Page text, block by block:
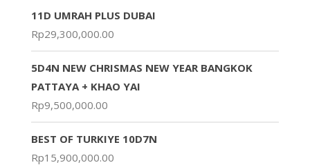
11D UMRAH PLUS DUBAI
Rp29,300,000.00
5D4N NEW CHRISMAS NEW YEAR BANGKOK
PATTAYA + KHAO YAI
Rp9,500,000.00
BEST OF TURKIYE 10D7N
Rp15,900,000.00